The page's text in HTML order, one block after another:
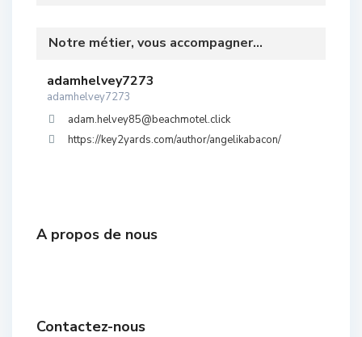
Notre métier, vous accompagner...
adamhelvey7273
adamhelvey7273
adam.helvey85@beachmotel.click
https://key2yards.com/author/angelikabacon/
A propos de nous
Contactez-nous